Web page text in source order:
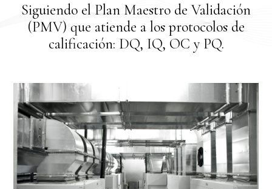
Siguiendo el Plan Maestro de Validación
(PMV) que atiende a los protocolos de
calificación: DQ, IQ, OC y PQ.